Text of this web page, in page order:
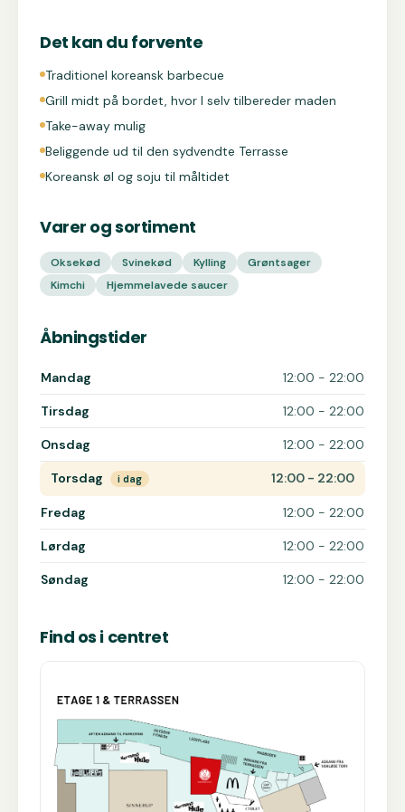
Det kan du forvente
Traditionel koreansk barbecue
Grill midt på bordet, hvor I selv tilbereder maden
Take-away mulig
Beliggende ud til den sydvendte Terrasse
Koreansk øl og soju til måltidet
Varer og sortiment
Oksekød Svinekød Kylling
Grøntsager
Kimchi
Hjemmelavede saucer
Åbningstider
Åbningstider for Seoul Koreansk B.B.Q.
Mandag 12:00 - 22:00
Tirsdag 12:00 - 22:00
Onsdag 12:00 - 22:00
Torsdag i dag 12:00 - 22:00
Fredag 12:00 - 22:00
Lørdag 12:00 - 22:00
Søndag 12:00 - 22:00
Find os i centret